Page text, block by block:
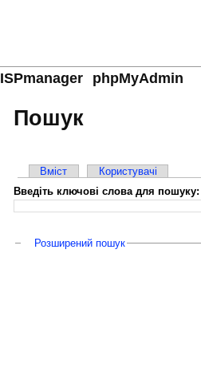
ISPmanager phpMyAdmin
Пошук
Вміст
Користувачі
Введіть ключові слова для пошуку:
Розширений пошук